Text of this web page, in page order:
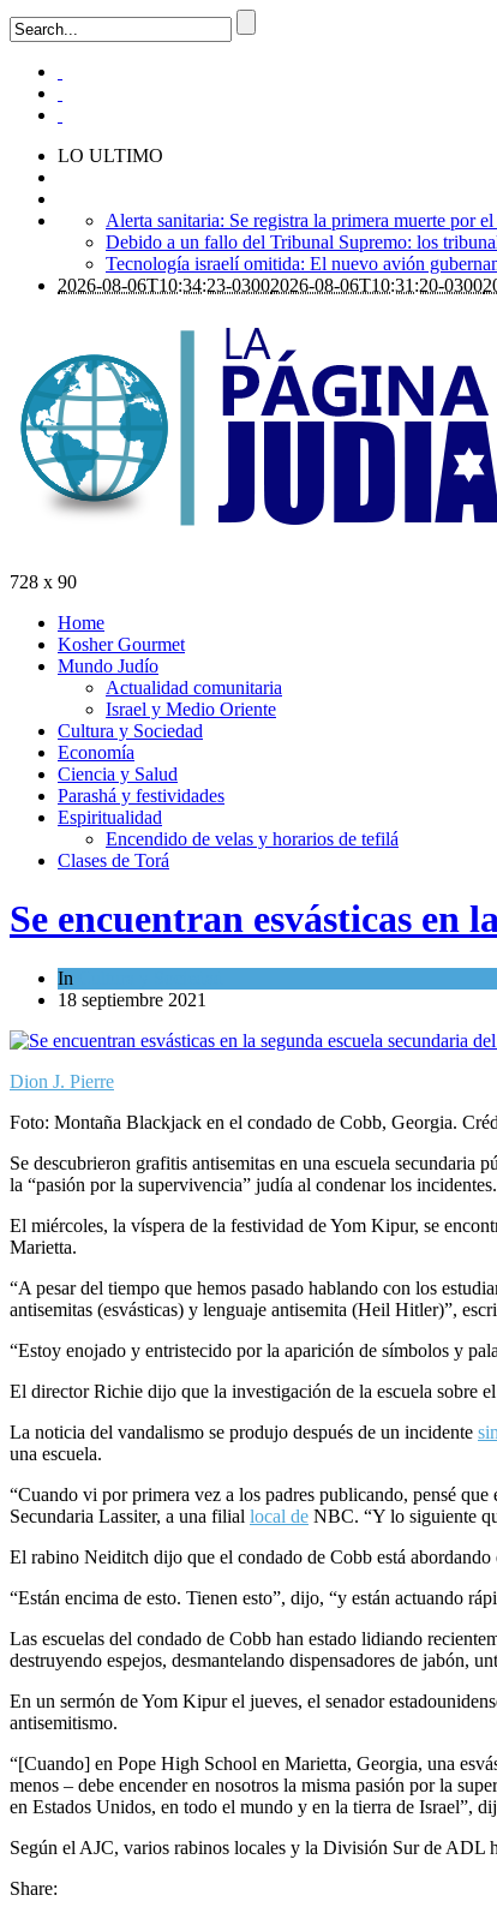
LO ULTIMO
Alerta sanitaria: Se registra la primera muerte por
Debido a un fallo del Tribunal Supremo: los
Tecnología israelí omitida: El nuevo avión
2026-08-06T10:34:23-03002026-08-06T10:31:20-0300
728 x 90
Home
Kosher Gourmet
Mundo Judío
Actualidad comunitaria
Israel y Medio Oriente
Cultura y Sociedad
Economía
Ciencia y Salud
Parashá y festividades
Espiritualidad
Encendido de velas y horarios de tefilá
Clases de Torá
Se encuentran esvásticas en
In
18 septiembre 2021
Dion J. Pierre
Foto: Montaña Blackjack en el condado de Cobb, Georgia.
Se descubrieron grafitis antisemitas en una escuela secundaria
la “pasión por la supervivencia” judía al condenar los incidentes.
El miércoles, la víspera de la festividad de Yom Kipur, se
Marietta.
“A pesar del tiempo que hemos pasado hablando con los
antisemitas (esvásticas) y lenguaje antisemita (Heil Hitler)”,
“Estoy enojado y entristecido por la aparición de símbolos y
El director Richie dijo que la investigación de la escuela sobre
La noticia del vandalismo se produjo después de un incidente
una escuela.
“Cuando vi por primera vez a los padres publicando, pensé
Secundaria Lassiter, a una filial local de NBC. “Y lo siguiente
El rabino Neiditch dijo que el condado de Cobb está
“Están encima de esto. Tienen esto”, dijo, “y están actuando
Las escuelas del condado de Cobb han estado lidiando
destruyendo espejos, desmantelando dispensadores de jabón,
En un sermón de Yom Kipur el jueves, el senador
antisemitismo.
“[Cuando] en Pope High School en Marietta, Georgia, una
menos – debe encender en nosotros la misma pasión por la
en Estados Unidos, en todo el mundo y en la tierra de Israel”,
Según el AJC, varios rabinos locales y la División Sur de ADL
Share: